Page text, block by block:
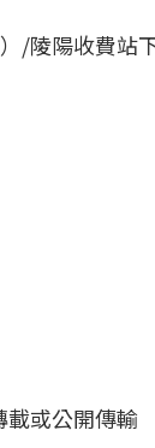
/陵陽收費
或公開傳輸